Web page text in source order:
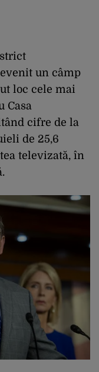
un câmp
loc cele mai
Casa
cifre de la
de 25,6
televizată, în